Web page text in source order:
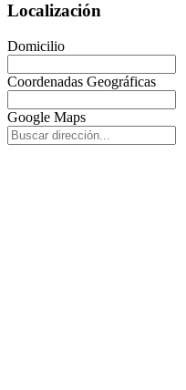
Localización
Domicilio
Coordenadas Geográficas
Google Maps